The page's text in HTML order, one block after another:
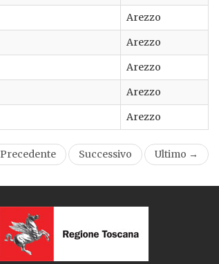
Arezzo
Arezzo
Arezzo
Arezzo
Arezzo
Precedente Successivo Ultimo →